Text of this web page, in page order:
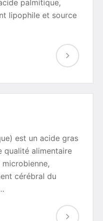
palmitique,
lipophile et source
est un acide gras
qualité alimentaire
cérébral du